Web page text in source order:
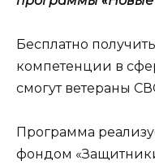
Бесплатно
компетенции в
смогут ветераны
Программа
фондом